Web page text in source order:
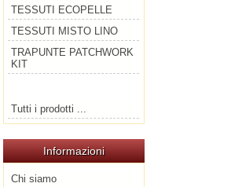
TESSUTI ECOPELLE
TESSUTI MISTO LINO
TRAPUNTE PATCHWORK
KIT
Tutti i prodotti ...
Informazioni
Chi siamo